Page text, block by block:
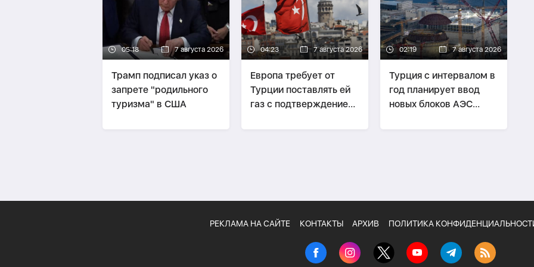
05:18 7 августа 2026
Трамп подписал указ о
запрете "родильного
туризма" в США
04:23 7 августа 2026
Европа требует от
Турции поставлять ей
газ с подтверждением
02:19 7 августа 2026
Турция с интервалом в
год планирует ввод
новых блоков АЭС
РЕКЛАМА НА САЙТЕ КОНТАКТЫ АРХИВ ПОЛИТИКА